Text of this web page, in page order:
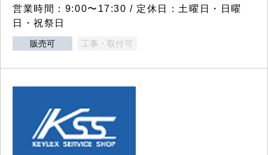
営業時間：9:00〜17:30 / 定休日：土曜日・日曜
日・祝祭日
販売可 工事・取付可